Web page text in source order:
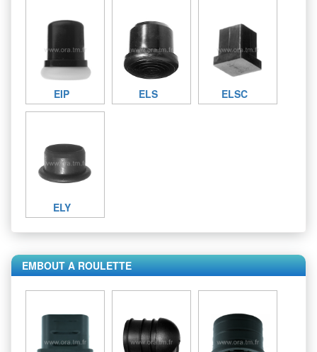
EIP ELS ELSC
ELY
EMBOUT A ROULETTE